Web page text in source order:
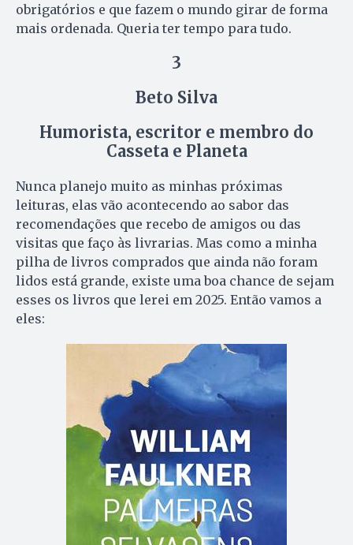
obrigatórios e que fazem o mundo girar de forma
mais ordenada. Queria ter tempo para tudo.
3
Beto Silva
Humorista, escritor e membro do
Casseta e Planeta
Nunca planejo muito as minhas próximas
leituras, elas vão acontecendo ao sabor das
recomendações que recebo de amigos ou das
visitas que faço às livrarias. Mas como a minha
pilha de livros comprados que ainda não foram
lidos está grande, existe uma boa chance de sejam
esses os livros que lerei em 2025. Então vamos a
eles: